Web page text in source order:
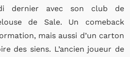
dernier avec son club de
de Sale. Un comeback
mais aussi d’un carton
des siens. L’ancien joueur de